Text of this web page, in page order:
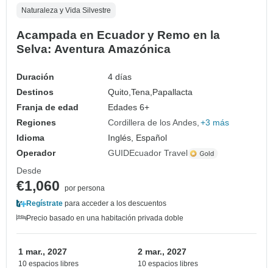
Naturaleza y Vida Silvestre
Acampada en Ecuador y Remo en la
Selva: Aventura Amazónica
Duración
4 días
Destinos
Quito,Tena,Papallacta
Franja de edad
Edades 6+
Regiones
Cordillera de los Andes +3 más
Idioma
Inglés, Español
Operador
GUIDEcuador Travel
Desde
€1,060
por persona
Regístrate para acceder a los descuentos
Precio basado en una habitación privada doble
1 mar., 2027
10 espacios libres
2 mar., 2027
10 espacios libres